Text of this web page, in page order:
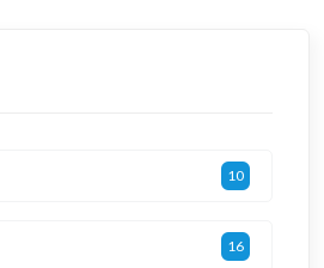
10
16